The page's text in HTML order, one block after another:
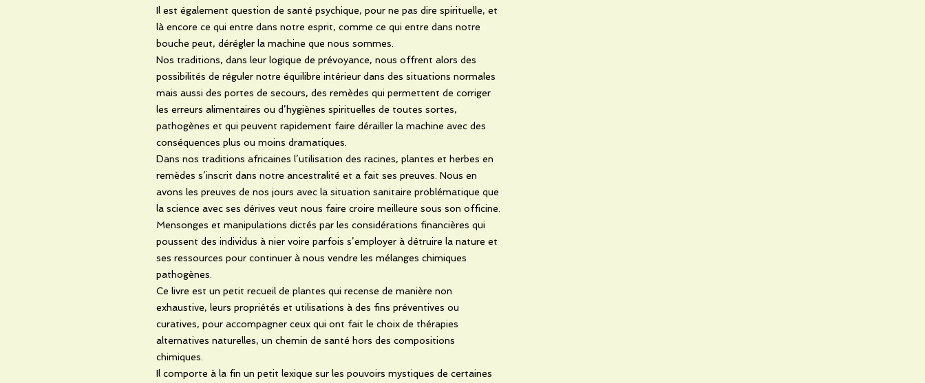
Il est également question de santé psychique, pour ne pas dire spirituelle, et
là encore ce qui entre dans notre esprit, comme ce qui entre dans notre
bouche peut, dérégler la machine que nous sommes.
Nos traditions, dans leur logique de prévoyance, nous offrent alors des
possibilités de réguler notre équilibre intérieur dans des situations normales
mais aussi des portes de secours, des remèdes qui permettent de corriger
les erreurs alimentaires ou d’hygiènes spirituelles de toutes sortes,
pathogènes et qui peuvent rapidement faire dérailler la machine avec des
conséquences plus ou moins dramatiques.
Dans nos traditions africaines l’utilisation des racines, plantes et herbes en
remèdes s’inscrit dans notre ancestralité et a fait ses preuves. Nous en
avons les preuves de nos jours avec la situation sanitaire problématique que
la science avec ses dérives veut nous faire croire meilleure sous son officine.
Mensonges et manipulations dictés par les considérations financières qui
poussent des individus à nier voire parfois s’employer à détruire la nature et
ses ressources pour continuer à nous vendre les mélanges chimiques
pathogènes.
Ce livre est un petit recueil de plantes qui recense de manière non
exhaustive, leurs propriétés et utilisations à des fins préventives ou
curatives, pour accompagner ceux qui ont fait le choix de thérapies
alternatives naturelles, un chemin de santé hors des compositions
chimiques.
Il comporte à la fin un petit lexique sur les pouvoirs mystiques de certaines